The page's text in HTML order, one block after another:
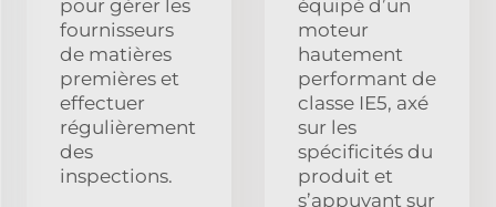
pour gérer les
fournisseurs
de matières
premières et
effectuer
régulièrement
des
inspections.
équipé d’un
moteur
hautement
performant de
classe IE5, axé
sur les
spécificités du
produit et
s’appuyant sur